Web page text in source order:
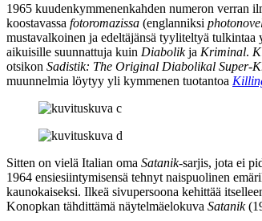
1965 kuudenkymmenenkahden numeron verran
koostavassa fotoromazissa (englanniksi
mustavalkoinen ja edeltäjänsä tyyliteltyä
aikuisille suunnattuja kuin Diabolikja Kriminal.
otsikon Sadistik: The Original Diabolikal Super-
muunnelmia löytyy yli kymmenen tuotantoa
Sitten on vielä Italian oma Satanik-sarjis, jota ei
1964 ensiesiintymisensä tehnyt naispuolinen
kaunokaiseksi. Ilkeä sivupersoona kehittää
Konopkan tähdittämä näytelmäelokuva Satanik